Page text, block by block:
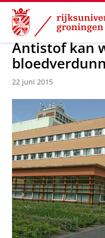
Skip
Content
Skip
Navigation
Over ons Actueel
Antistof kan
22 juni 2015